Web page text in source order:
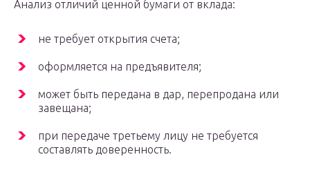
Анализ отличий ценной бумаги от вклада:
не требует открытия счета;
оформляется на предъявителя;
может быть передана в дар, перепродана или
завещана;
при передаче третьему лицу не требуется
составлять доверенность.